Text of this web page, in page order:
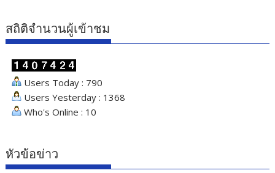
สถิติจำนวนผู้เข้าชม
Users Today : 790
Users Yesterday : 1368
Who's Online : 10
หัวข้อข่าว